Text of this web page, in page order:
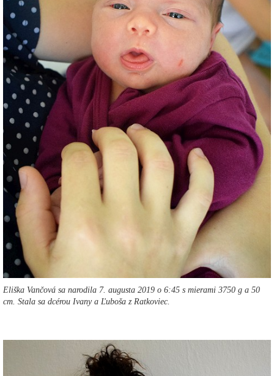
Eliška Vančová sa narodila 7. augusta 2019 o 6:45 s mierami 3750 g a 50
cm. Stala sa dcérou Ivany a Ľuboša z Ratkoviec.